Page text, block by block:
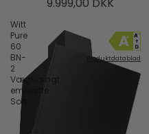
Witt
Pure
60
BN-
2
Væghængt
emhætte
Sort
Produktdatablad